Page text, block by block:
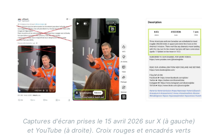
Image
Captures d'écran prises le 15 avril 2026 sur X (à gauche)
et YouTube (à droite). Croix rouges et encadrés verts